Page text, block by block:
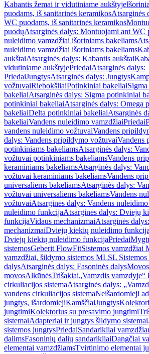
Kabantis žemai ir vidutiniame aukštyje
puodams, iš sanitarinės keramikosAtsarginės
WC puodams, iš sanitarinės keramikos
puodųAtsarginės dalys: Montuojami ant WC
nuleidimo vamzdžiai išoriniams bakeliams
nuleidimo vamzdžiai išoriniams bakeliams
aukštaiAtsarginės dalys: Kabantis aukštai
vidutiniame aukštyjePriedaiAtsarginės dalys:
PriedaiJungtysAtsarginės dalys: Jungtys
vožtuvaiRiebokšliaiPotinkiniai bakeliai
bakeliaiAtsarginės dalys: Sigma potinkiniai
potinkiniai bakeliaiAtsarginės dalys: Omega
bakeliaiDelta potinkiniai bakeliaiAtsarginės
bakeliaiVandens nuleidimo vamzdžiaiPriedai
vandens nuleidimo vožtuvaiVandens
dalys: Vandens pripildymo vožtuvaiVandens
potinkiniams bakeliamsAtsarginės dalys:
vožtuvai potinkiniams bakeliamsVandens
keraminiams bakeliamsAtsarginės dalys:
vožtuvai keraminiams bakeliamsVandens
universaliems bakeliamsAtsarginės dalys:
vožtuvai universaliems bakeliamsVandens
vožtuvaiAtsarginės dalys: Vandens
nuleidimo funkcijaAtsarginės dalys: Dviejų
funkcijaVidaus mechanizmaiAtsarginės
mechanizmaiDviejų kiekių nuleidimo funkcija
Dviejų kiekių nuleidimo funkcijaPriedai
sistemosGeberit FlowFitSistemos vamzdžiai
vamzdžiai, šildymo sistemos MLSL
dalysAtsarginės dalys: Fasoninės dalysMovos
movosAlkūnėsTrišakiai„Vamzdis vamzdyje“
cirkuliacijos sistemaAtsarginės dalys:
vandens cirkuliacijos sistemaNeišardomieji
jungtys, išardomiejiKamščiaiJungtys
jungtimiKolektorius su presavimo jungtimi
sistemaiAdapteriai ir jungtys šildymo
sistemos jungtysPriedaiSandarikliai
dalimsFasoninių dalių sandarikliaiDangčiai
elementai vamzdžiamsTvirtinimo elementai